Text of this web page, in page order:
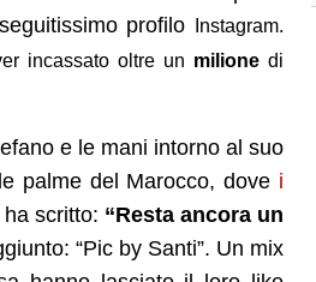
profilo Instagram.
incassato oltre un milionedi
e le mani intorno al suo
palme del Marocco, dove i
scritto: “Resta ancora un
“Pic by Santi”. Un mix